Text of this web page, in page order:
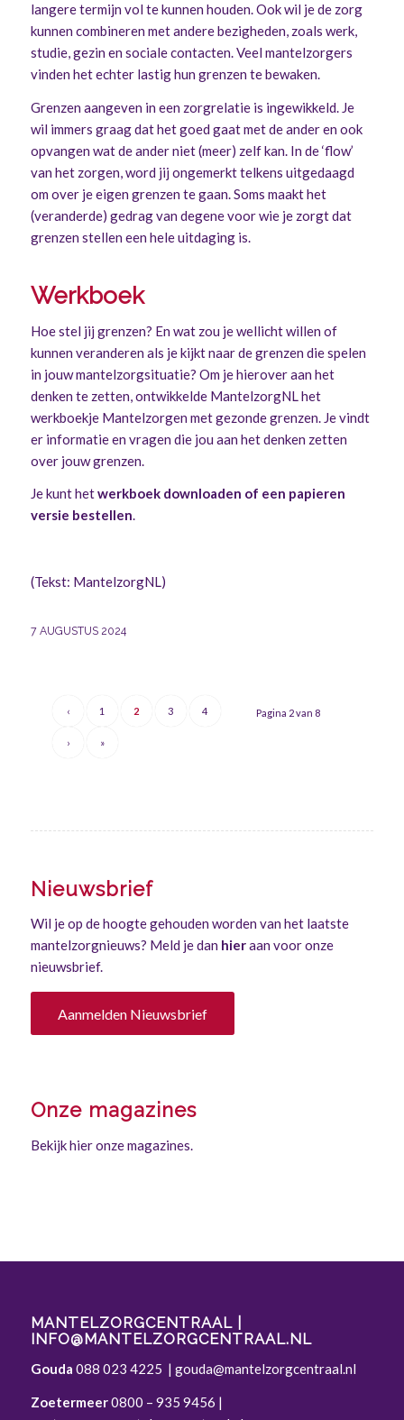
langere termijn vol te kunnen houden. Ook wil je de zorg
kunnen combineren met andere bezigheden, zoals werk,
studie, gezin en sociale contacten. Veel mantelzorgers
vinden het echter lastig hun grenzen te bewaken.
Grenzen aangeven in een zorgrelatie is ingewikkeld. Je
wil immers graag dat het goed gaat met de ander en ook
opvangen wat de ander niet (meer) zelf kan. In de ‘flow’
van het zorgen, word jij ongemerkt telkens uitgedaagd
om over je eigen grenzen te gaan. Soms maakt het
(veranderde) gedrag van degene voor wie je zorgt dat
grenzen stellen een hele uitdaging is.
Werkboek
Hoe stel jij grenzen? En wat zou je wellicht willen of
kunnen veranderen als je kijkt naar de grenzen die spelen
in jouw mantelzorgsituatie? Om je hierover aan het
denken te zetten, ontwikkelde MantelzorgNL het
werkboekje Mantelzorgen met gezonde grenzen. Je vindt
er informatie en vragen die jou aan het denken zetten
over jouw grenzen.
Je kunt hetwerkboek downloaden of een papieren
versie bestellen.
(Tekst: MantelzorgNL)
7 AUGUSTUS 2024
Pagina 2 van 8
‹ 1 2 3 4
› »
Nieuwsbrief
Wil je op de hoogte gehouden worden van het laatste
mantelzorgnieuws? Meld je dan hieraan voor onze
nieuwsbrief.
Aanmelden Nieuwsbrief
Onze magazines
Bekijk hier onze magazines.
MANTELZORGCENTRAAL |
INFO@MANTELZORGCENTRAAL.NL
Gouda 088 023 4225 | gouda@mantelzorgcentraal.nl
Zoetermeer0800 – 935 9456 |